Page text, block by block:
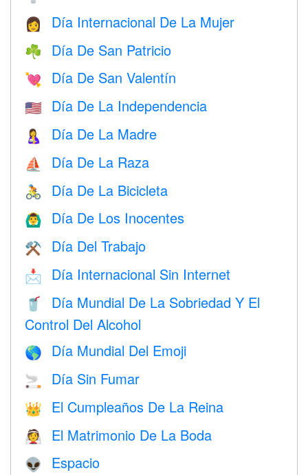
👩 Día Internacional De La Mujer
☘️ Día De San Patricio
💘 Día De San Valentín
🇺🇸 Día De La Independencia
🤱 Día De La Madre
⛵️ Día De La Raza
🚴 Día De La Bicicleta
🙆‍♂️ Día De Los Inocentes
⚒️ Día Del Trabajo
📩 Día Internacional Sin Internet
🥤
Día Mundial De La Sobriedad Y El
Control Del Alcohol
🌎 Día Mundial Del Emoji
🚬 Día Sin Fumar
👑 El Cumpleaños De La Reina
👰 El Matrimonio De La Boda
👽 Espacio